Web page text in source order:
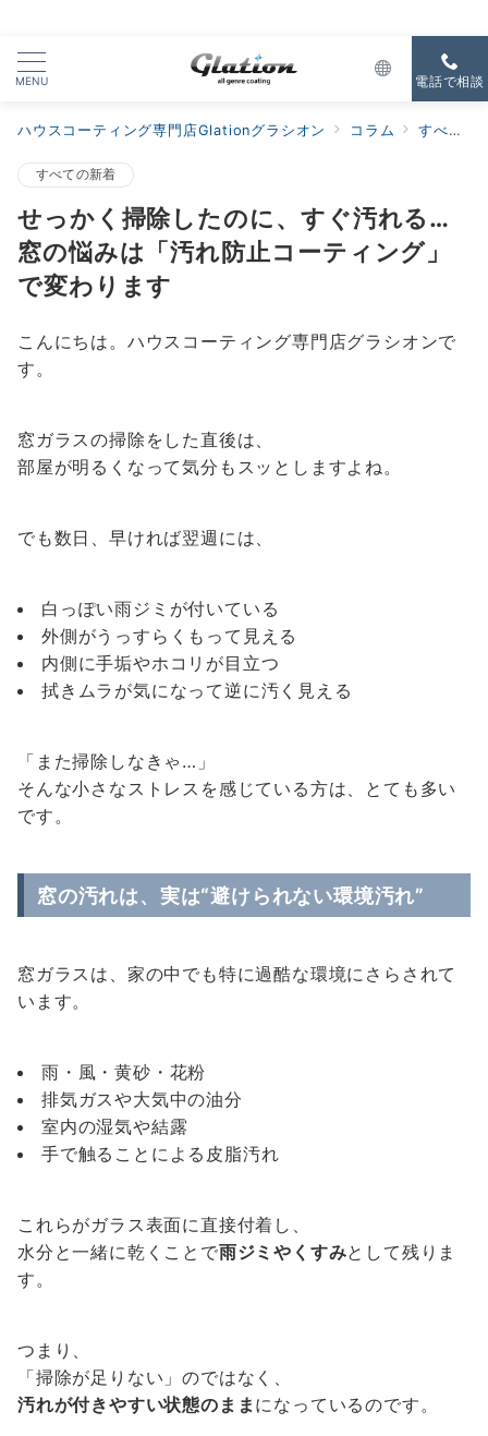
MENU 電話で相談
ハウスコーティング専門店Glationグラシオン コラム すべての新着
すべての新着
せっかく掃除したのに、すぐ汚れる…
窓の悩みは「汚れ防止コーティング」
で変わります
こんにちは。ハウスコーティング専門店グラシオンで
す。
窓ガラスの掃除をした直後は、
部屋が明るくなって気分もスッとしますよね。
でも数日、早ければ翌週には、
白っぽい雨ジミが付いている
外側がうっすらくもって見える
内側に手垢やホコリが目立つ
拭きムラが気になって逆に汚く見える
「また掃除しなきゃ…」
そんな小さなストレスを感じている方は、とても多い
です。
窓の汚れは、実は“避けられない環境汚れ”
窓ガラスは、家の中でも特に過酷な環境にさらされて
います。
雨・風・黄砂・花粉
排気ガスや大気中の油分
室内の湿気や結露
手で触ることによる皮脂汚れ
これらがガラス表面に直接付着し、
水分と一緒に乾くことで雨ジミやくすみとして残りま
す。
つまり、
「掃除が足りない」のではなく、
汚れが付きやすい状態のままになっているのです。